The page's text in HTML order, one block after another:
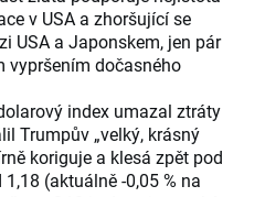
v USA a zhoršující se
USA a Japonskem, jen pár
vypršením dočasného
index umazal ztráty
Trumpův „velký, krásný
koriguje a klesá zpět pod
(aktuálně -0,05 % na